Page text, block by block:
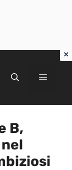
Menu
B,